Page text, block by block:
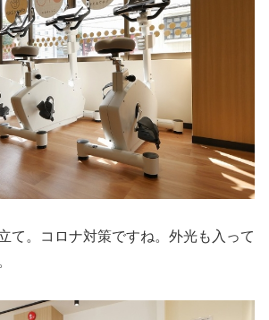
て。コロナ対策ですね。外光も入って